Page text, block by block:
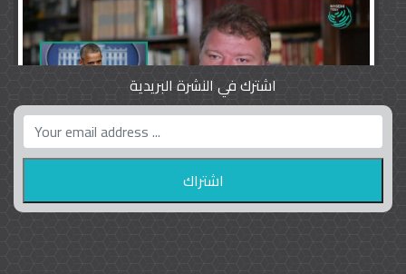
واشنطن بوست واللوبي المزدوج
9792
اشترك في النشرة البريدية